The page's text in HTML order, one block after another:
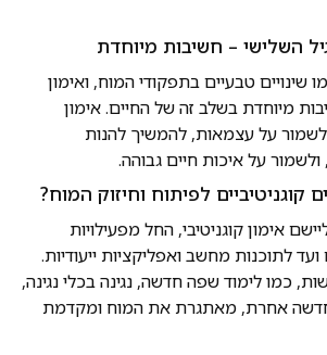
השלישי – חשיבות מיוחדת
שינויים טבעיים בתפקודי המוח, ואימון
מיוחדת בשלב זה של החיים. אימון
לשמור על עצמאות, להמשיך להנות
על איכות חיים גבוהה.
קוגניטיביים לפיתוח וחיזוק המוח?
אימון קוגניטיבי, החל מפעילויות
ועד לתוכנות מחשב ואפליקציות ייעודיות.
כמו לימוד שפה חדשה, נגינה בכלי נגינה,
חדשה אחרת, מאתגרת את המוח ומקדמת